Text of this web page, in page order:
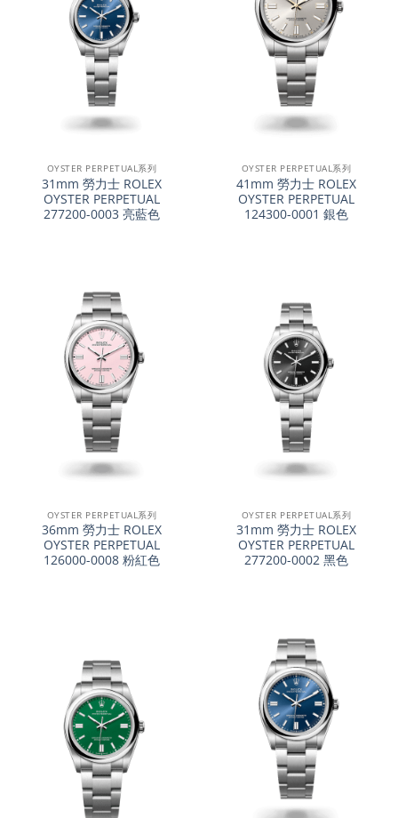
OYSTER PERPETUAL系列
31mm 勞力士 ROLEX
OYSTER PERPETUAL
277200-0003 亮藍色
OYSTER PERPETUAL系列
41mm 勞力士 ROLEX
OYSTER PERPETUAL
124300-0001 銀色
OYSTER PERPETUAL系列
36mm 勞力士 ROLEX
OYSTER PERPETUAL
126000-0008 粉紅色
OYSTER PERPETUAL系列
31mm 勞力士 ROLEX
OYSTER PERPETUAL
277200-0002 黑色